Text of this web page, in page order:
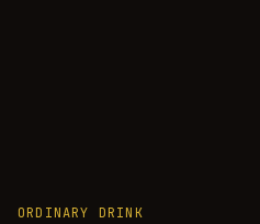
ORDINARY DRINK